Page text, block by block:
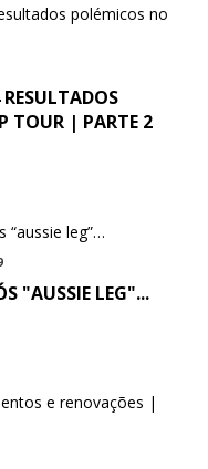
TOUR | PARTE 2
"AUSSIE LEG"...